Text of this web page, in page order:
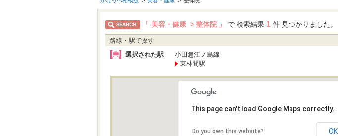
「 美容・健康 > 整体院 」 で 検索結果 1 件 見つかりました。
路線・駅で探す
選択された駅
小田急江ノ島線
東林間駅
This page can't load Google Maps correctly.
Do you own this website? OK